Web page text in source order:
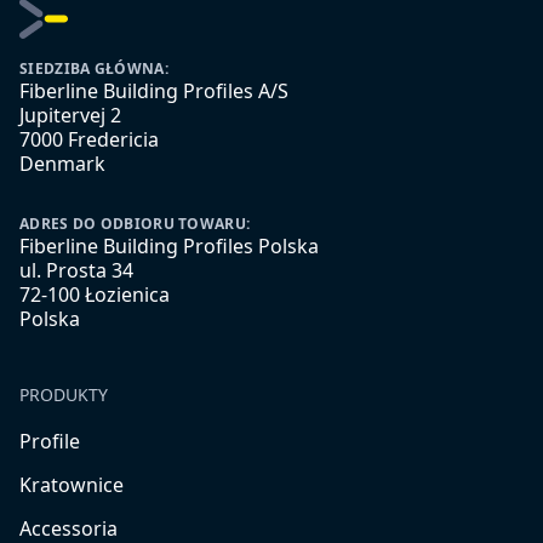
SIEDZIBA GŁÓWNA:
Fiberline Building Profiles A/S
Jupitervej 2
7000 Fredericia
Denmark
ADRES DO ODBIORU TOWARU:
Fiberline Building Profiles Polska
ul. Prosta 34
72-100 Łozienica
Polska
PRODUKTY
Profile
Kratownice
Accessoria